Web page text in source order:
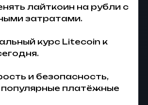
лайткоин на рубли с
затратами.
курс Litecoin к
и безопасность,
популярные платёжные